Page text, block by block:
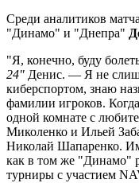
Среди аналитиков
"Динамо" и "Днепра"
"Я, конечно, буду
24" Денис. — Я не
киберспортом, знаю
фамилии игроков.
одной комнате с
Миколенко и Ильей
Николай Шапаренко. Им
как в том же "Динамо"
турниры с участием